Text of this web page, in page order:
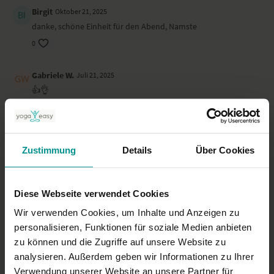
Zustimmung Details Über Cookies
Diese Webseite verwendet Cookies
Wir verwenden Cookies, um Inhalte und Anzeigen zu
personalisieren, Funktionen für soziale Medien anbieten
zu können und die Zugriffe auf unsere Website zu
analysieren. Außerdem geben wir Informationen zu Ihrer
Verwendung unserer Website an unsere Partner für
Birgit Oktober 21, 2025
danke, schöne Einheit für den Abend, Namste
0
Gabriele W. Juli 21, 2025
👍👌
Toll!
0
Danke!
Mehr laden